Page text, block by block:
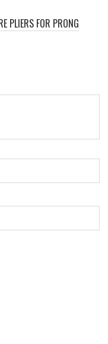
PLIERS FOR PRONG